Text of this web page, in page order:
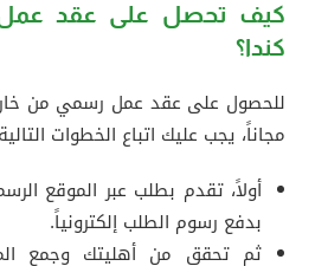
كيف تحصل على عقد
كندا؟
للحصول على عقد عمل رسمي من
مجاناً، يجب عليك اتباع الخطوات
أولاً، تقدم بطلب عبر الموقع
بدفع رسوم الطلب إلكترونياً.
ثم تحقق من أهليتك وجمع